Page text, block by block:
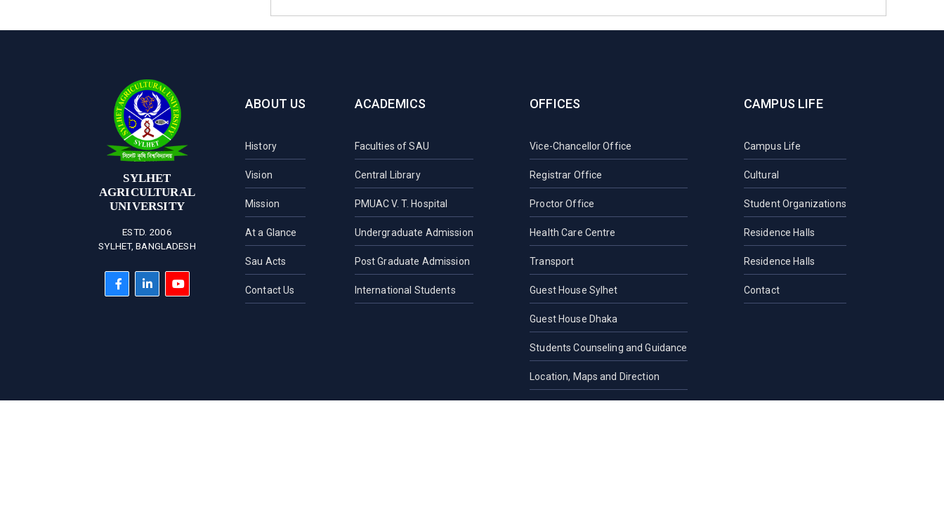
SYLHET
AGRICULTURAL
UNIVERSITY
ESTD. 2006
SYLHET, BANGLADESH
ABOUT US
History
Vision
Mission
At a Glance
Sau Acts
Contact Us
ACADEMICS
Faculties of SAU
Central Library
PMUAC V. T. Hospital
Undergraduate Admission
Post Graduate Admission
International Students
OFFICES
Vice-Chancellor Office
Registrar Office
Proctor Office
Health Care Centre
Transport
Guest House Sylhet
Guest House Dhaka
Students Counseling and Guidance
Location, Maps and Direction
CAMPUS LIFE
Campus Life
Cultural
Student Organizations
Residence Halls
Residence Halls
Contact